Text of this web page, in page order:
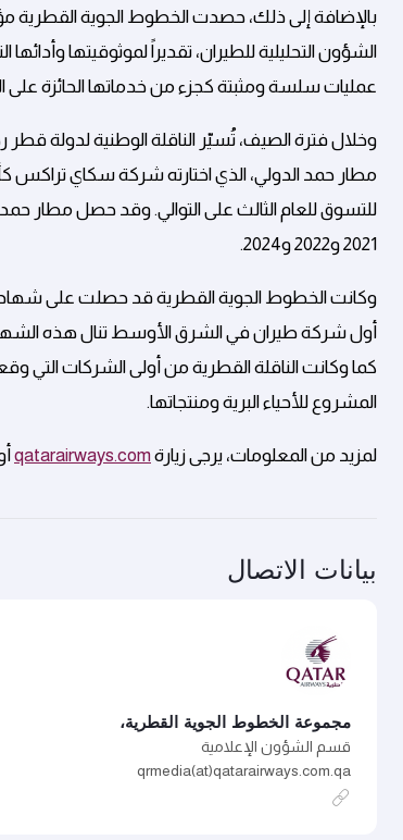
الشؤون التحليلية للطيران، تقديراً لموثوقيتها
عمليات سلسة ومثبتة كجزء من خدماتها الحائزة على
للتسوق للعام الثالث على التوالي. وقد حصل
2021 و2022 و2024.
المشروع للأحياء البرية ومنتجاتها.
لمزيد من المعلومات، يرجى زيارةqatarairways.com
بيانات الاتصال
مجموعة الخطوط الجوية القطرية،
قسم الشؤون الإعلامية
qrmedia(at)qatarairways.com.qa